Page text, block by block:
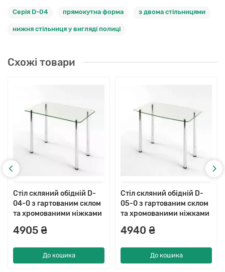
Серія D-04 прямокутна форма з двома стільницями
нижня стільниця у вигляді полиці
Схожі товари
Стіл скляний обідній D-
04-0 з гартованим склом
та хромованими ніжками
4905 ₴
До кошика
Стіл скляний обідній D-
05-0 з гартованим склом
та хромованими ніжками
4940 ₴
До кошика